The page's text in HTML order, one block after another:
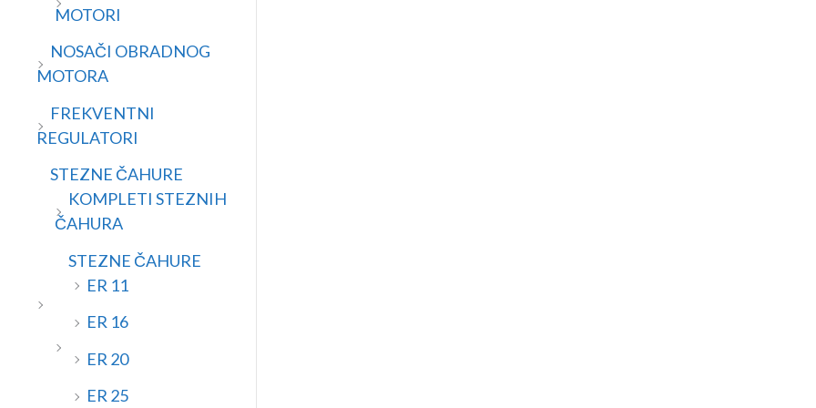
MOTORI
NOSAČI OBRADNOG
MOTORA
FREKVENTNI
REGULATORI
STEZNE ČAHURE
KOMPLETI STEZNIH
ČAHURA
STEZNE ČAHURE
ER 11
ER 16
ER 20
ER 25